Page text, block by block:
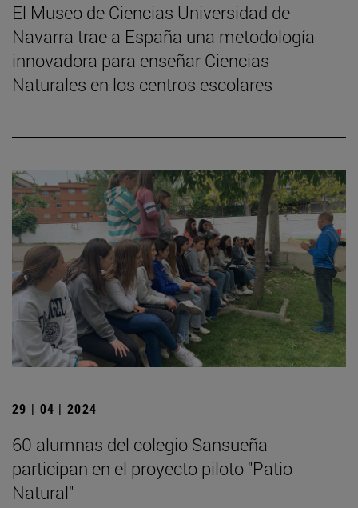
El Museo de Ciencias Universidad de
Navarra trae a España una metodología
innovadora para enseñar Ciencias
Naturales en los centros escolares
29 | 04 | 2024
60 alumnas del colegio Sansueña
participan en el proyecto piloto "Patio
Natural"